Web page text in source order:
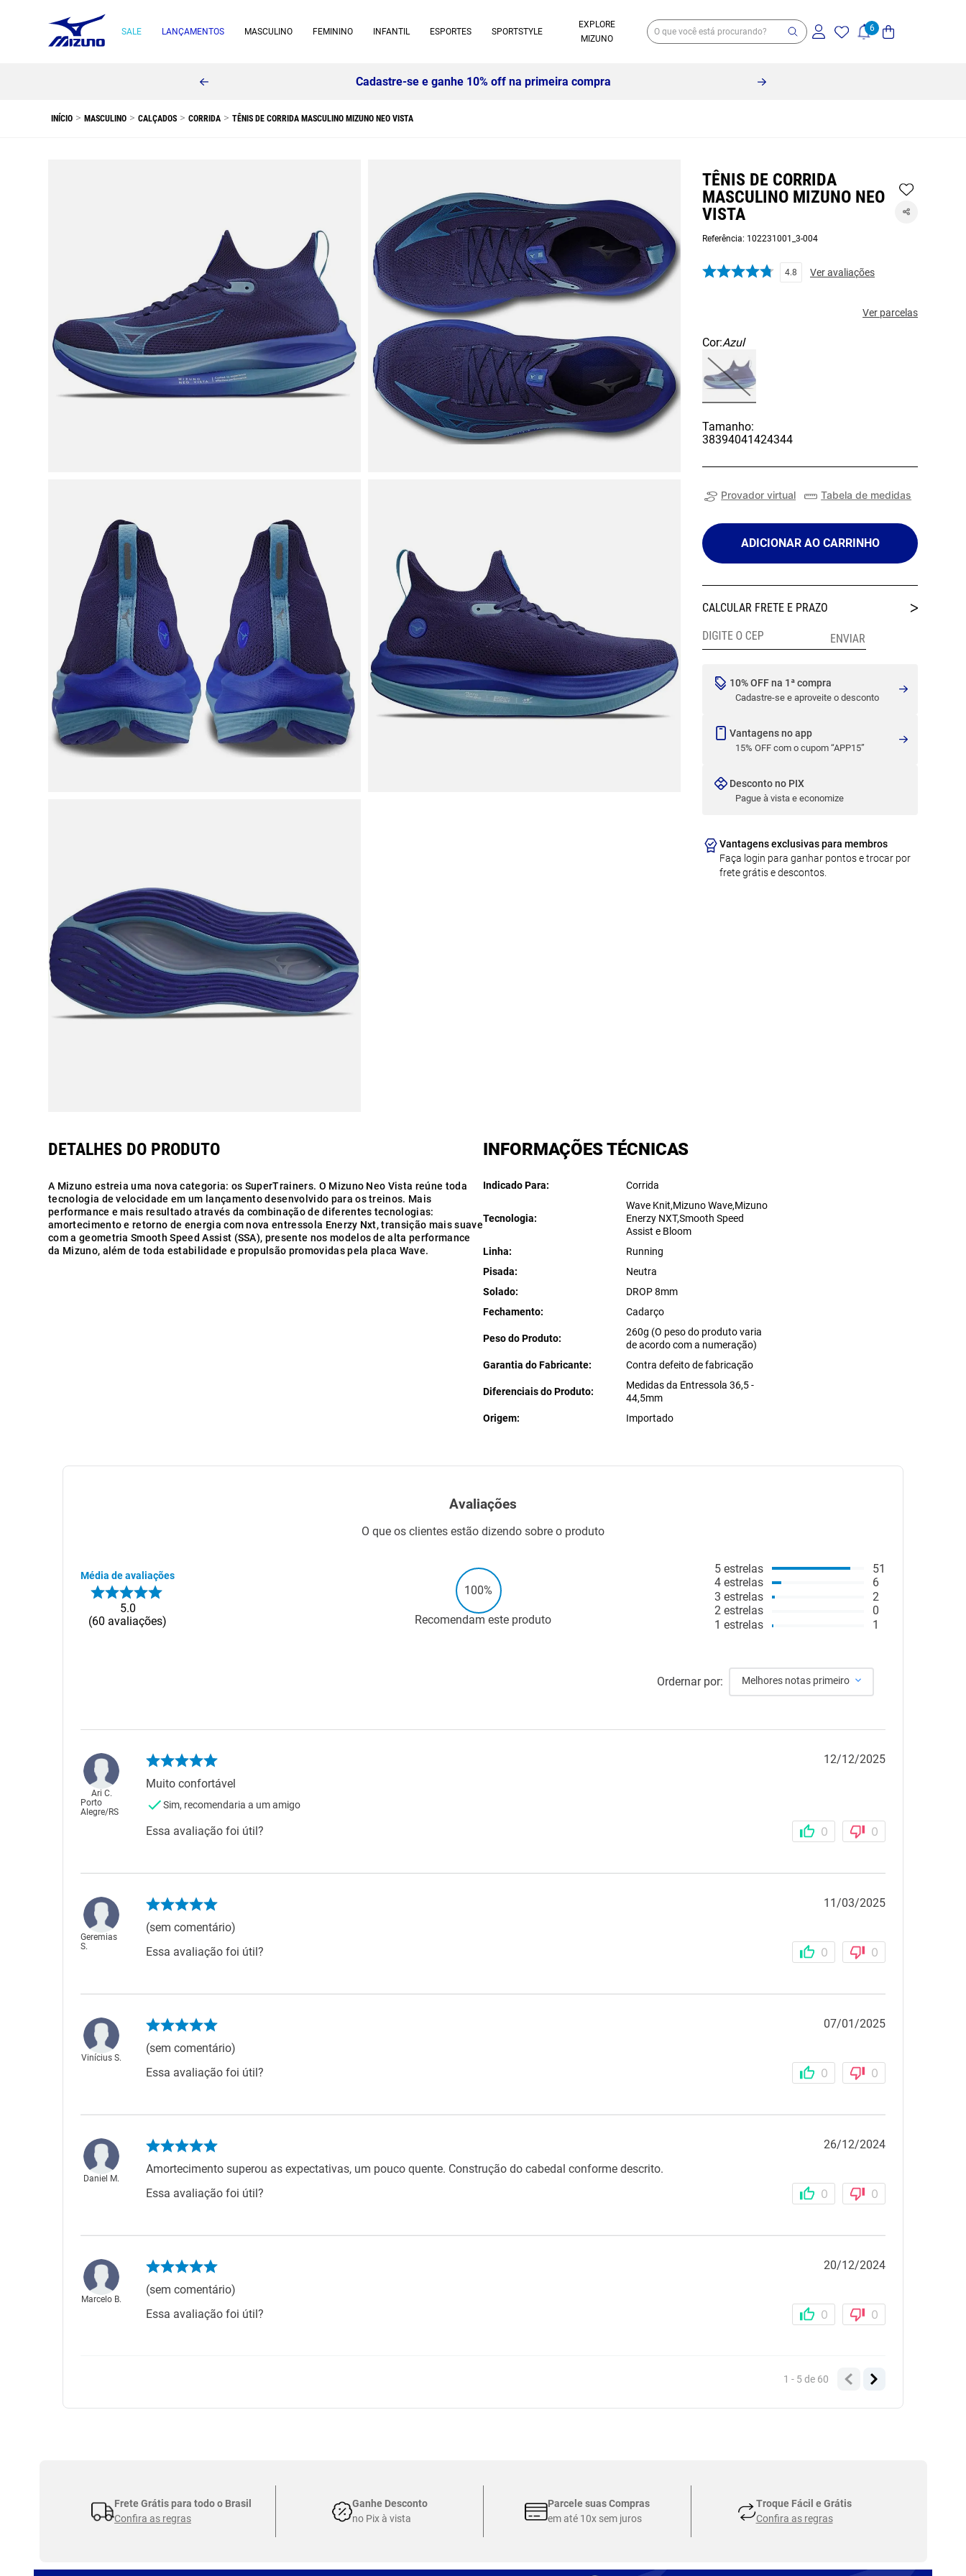
SALE LANÇAMENTOS MASCULINO FEMININO INFANTIL ESPORTES SPORTSTYLE
EXPLORE
MIZUNO
Cadastre-se e ganhe 10% off na primeira compra
MASCULINO CALÇADOS CORRIDA TÊNIS DE CORRIDA MASCULINO MIZUNO NEO VISTA
TÊNIS DE CORRIDA
MASCULINO MIZUNO NEO
VISTA
Referência: 102231001_3-004
4.8 Ver avaliações
Ver parcelas
Cor:Azul
Tamanho:
38394041424344
Provador virtual Tabela de medidas
ADICIONAR AO CARRINHO
10% OFF na 1ª compra
Cadastre-se e aproveite o desconto
Vantagens no app
15% OFF com o cupom “APP15”
Desconto no PIX
Pague à vista e economize
Vantagens exclusivas para membros
Faça login para ganhar pontos e trocar por
frete grátis e descontos.
A Mizuno estreia uma nova categoria: os SuperTrainers. O Mizuno Neo Vista reúne toda
tecnologia de velocidade em um lançamento desenvolvido para os treinos. Mais
performance e mais resultado através da combinação de diferentes tecnologias:
amortecimento e retorno de energia com nova entressola Enerzy Nxt, transição mais suave
com a geometria Smooth Speed Assist (SSA), presente nos modelos de alta performance
da Mizuno, além de toda estabilidade e propulsão promovidas pela placa Wave.
INFORMAÇÕES TÉCNICAS
Indicado Para Corrida
Tecnologia
Wave Knit,Mizuno Wave,Mizuno
Enerzy NXT,Smooth Speed
Assist e Bloom
Linha
Running
Pisada
Neutra
Solado
DROP 8mm
Fechamento
Cadarço
Peso do Produto
260g (O peso do produto varia
de acordo com a numeração)
Garantia do Fabricante
Contra defeito de fabricação
Diferenciais do Produto
Medidas da Entressola 36,5 -
44,5mm
Origem
Importado
Avaliações
O que os clientes estão dizendo sobre o produto
Média de avaliações
5.0
60 avaliações
100%
Recomendam este produto
5 estrelas
4 estrelas
3 estrelas
2 estrelas
1 estrelas
51
6
2
0
1
Ordernar por: Melhores notas primeiro
Ari C.
Porto
Alegre/RS
12/12/2025
Muito confortável
Sim, recomendaria a um amigo
Essa avaliação foi útil? 0 0
Geremias
S.
11/03/2025
(sem comentário)
Essa avaliação foi útil?
0 0
Vinícius S.
07/01/2025
(sem comentário)
Essa avaliação foi útil?
0 0
Daniel M.
26/12/2024
Amortecimento superou as expectativas, um pouco quente. Construção do cabedal conforme descrito.
Essa avaliação foi útil?
0 0
Marcelo B.
20/12/2024
(sem comentário)
Essa avaliação foi útil?
0 0
1 - 5de 60
Frete Grátis para todo o Brasil
Confira as regras
Ganhe Desconto
no Pix à vista
Parcele suas Compras
em até 10x sem juros
Troque Fácil e Grátis
Confira as regras